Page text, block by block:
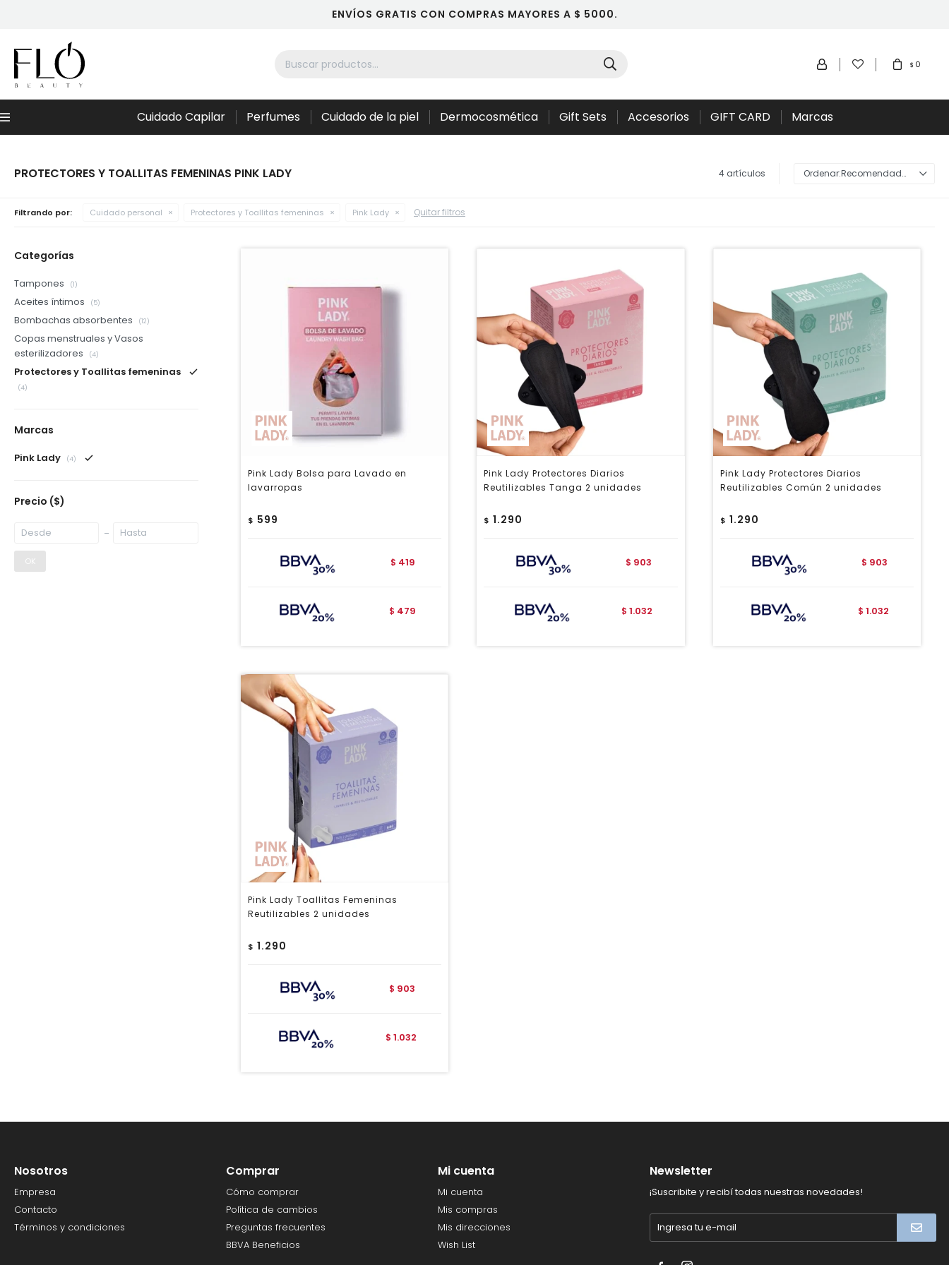
ENVÍOS GRATIS CON COMPRAS MAYORES A $ 5000.
Menú Cuidado Capilar Perfumes Cuidado de la piel Dermocosmética Gift Sets Accesorios GIFT CARD Marcas
$ 0
PROTECTORES Y TOALLITAS FEMENINAS PINK LADY 4 artículos Recomendados
Filtrando por: Cuidado personal Protectores y Toallitas femeninas Pink Lady Quitar filtros
Pink Lady Bolsa para Lavado en
lavarropas
$ 599
$ 419
$ 479
Pink Lady Protectores Diarios
Reutilizables Tanga 2 unidades
$ 1.290
$ 903
$ 1.032
Pink Lady Protectores Diarios
Reutilizables Común 2 unidades
$ 1.290
$ 903
$ 1.032
Pink Lady Toallitas Femeninas
Reutilizables 2 unidades
$ 1.290
$ 903
$ 1.032
Categorías
Tampones (1)
Aceites íntimos (5)
Bombachas absorbentes (12)
Copas menstruales y Vasos
esterilizadores
(4)
Protectores y Toallitas femeninas
(4)
Marcas
Pink Lady (4)
Precio ($)
OK
Nosotros
Empresa
Contacto
Términos y condiciones
Comprar
Cómo comprar
Política de cambios
Preguntas frecuentes
BBVA Beneficios
Mi cuenta
Mi cuenta
Mis compras
Mis direcciones
Wish List
Newsletter
¡Suscribite y recibí todas nuestras novedades!